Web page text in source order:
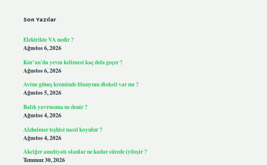
Son Yazılar
Elektrikte VA nedir ?
Ağustos 6, 2026
Kur’an’da yevm kelimesi kaç defa geçer ?
Ağustos 6, 2026
Avène güneş kreminde titanyum dioksit var mı ?
Ağustos 5, 2026
Balık yavrusuna ne denir ?
Ağustos 4, 2026
Alzheimer teşhisi nasıl koyulur ?
Ağustos 4, 2026
Akciğer ameliyatı olanlar ne kadar sürede iyileşir ?
Temmuz 30, 2026